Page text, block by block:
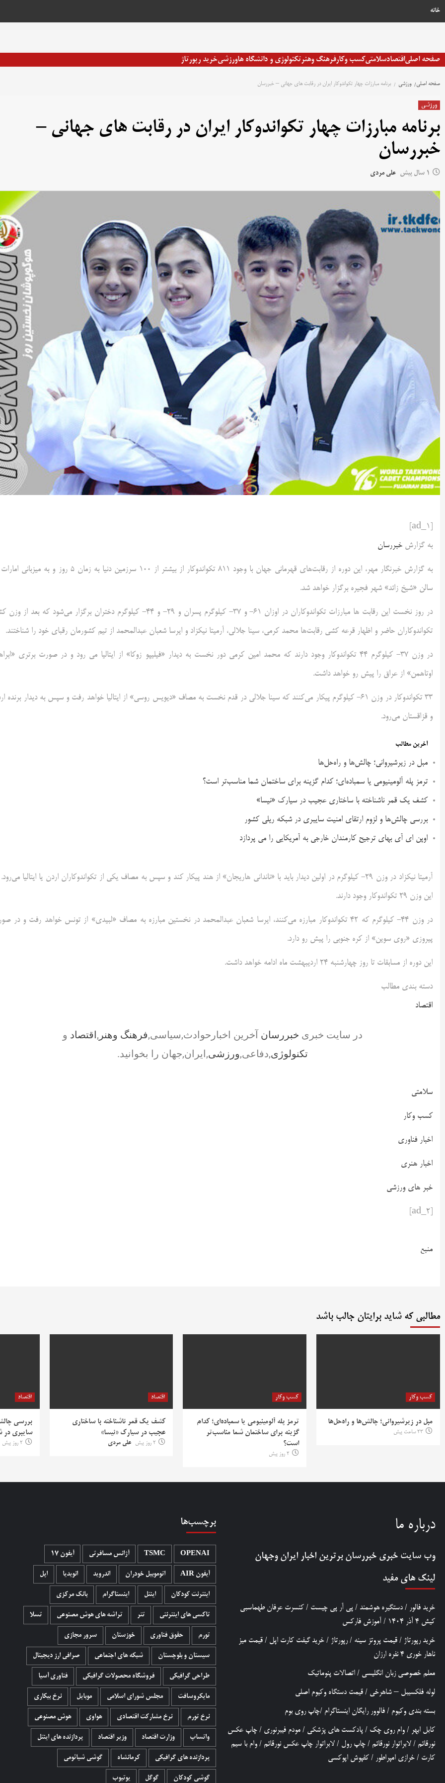
خانه
صفحه اصلیاقتصادسلامتیکسب وکارفرهنگ وهنرتکنولوژی و دانشگاه هاورزشیخرید رپورتاژ
صفحه اصلی ورزشی برنامه مبارزات چهار تکواندوکار ایران در رقابت های جهانی – خبررسان
ورزشی
برنامه مبارزات چهار تکواندوکار ایران در رقابت های جهانی –
خبررسان
1 سال پیش علی مردی
به گزارش خبررسان
به گزارش خبرنگار مهر، این دوره از رقابت‌های قهرمانی جهان با وجود ۸۱۱ تکواندوکار از بیشتر از ۱۰۰ سرزمین دنیا به زمان ۵ روز و به
سالن «شیخ زائد» شهر فجیره برگزار خواهد شد.
در روز نخست این رقابت ها مبارزات تکواندوکاران در اوزان ۶۱- و ۳۷- کیلوگرم پسران و ۲۹- و ۴۴- کیلوگرم دختران برگزار می‌شود که بعد
تکواندوکاران حاضر و اظهار قرعه کشی رقابت‌ها محمد کرمی، سینا جلالی، آرمیتا نیکزاد و ایرسا شعبان عبدالمحمد از تیم کشورمان رقبای خود را شناختند.
در وزن ۳۷- کیلوگرم ۴۴ تکواندوکار وجود دارند که محمد امین کرمی دور نخست به دیدار «فیلیپو زوکا» از ایتالیا می رود و در صورت برتری
اوتاهمن» از عراق را پیش رو خواهد داشت.
۳۳ تکواندوکار در وزن ۶۱- کیلوگرم پیکار می‌کنند که سینا جلالی در قدم نخست به مصاف «دیویس روسی» از ایتالیا خواهد رفت و سپس به دیدار برنده
و قزاقستان می‌رود.
آخرین مطالب
مبل در زیرشیروانی؛ چالش‌ها و راه‌حل‌ها
ترمز پله آلومینیومی یا سمباده‌ای؛ کدام گزینه برای ساختمان شما مناسب‌تر است؟
کشف یک قمر ناشناخته با ساختاری عجیب در سیارک «نیسا»
بررسی چالش‌ها و لزوم ارتقای امنیت سایبری در شبکه ریلی کشور
اوپن ای آی بهای ترجیح کارمندان خارجی به آمریکایی را می پردازد
آرمیتا نیکزاد در وزن ۲۹- کیلوگرم در اولین دیدار باید با «ناندانی هاریجان» از هند پیکار کند و سپس به مصاف یکی از تکواندوکاران اردن یا ایتالیا
این وزن ۲۹ تکواندوکار وجود دارند.
در وزن ۴۴- کیلوگرم که ۴۲ تکواندوکار مبارزه می‌کنند، ایرسا شعبان عبدالمحمد در نخستین مبارزه به مصاف «لبیدی» از تونس خواهد رفت و در
پیروزی «روی سوین» از کره جنوبی را پیش رو دارد.
این دوره از مسابقات تا روز چهارشنبه ۲۴ اردیبهشت ماه ادامه خواهد داشت.
دسته بندی مطالب
اقتصاد
در سایت خبری خبررسان آخرین اخبارحوادث,سیاسی,فرهنگ وهنر ,اقتصاد و
تکنولوژی,دفاعی,ورزشی,ایران,جهان را بخوانید.
سلامتی
کسب وکار
اخبار فناوری
اخبار هنری
خبر های ورزشی
منبع
مطالبی که شاید برایتان جالب باشد
کسب وکار
مبل در زیرشیروانی؛ چالش‌ها و راه‌حل‌ها
23 ساعت پیش
کسب وکار
ترمز پله آلومینیومی یا سمباده‌ای؛ کدام
گزینه برای ساختمان شما مناسب‌تر
است؟
2 روز پیش
اقتصاد
کشف یک قمر ناشناخته با ساختاری
عجیب در سیارک «نیسا»
2 روز پیش علی مردی
اقتصاد
بررسی
سایبری در
2 روز پیش
درباره ما
وب سایت خبری خبررسان برترین اخبار ایران وجهان
لینک های مفید
خرید فالور / دستگیره هوشمند / پی آر پی چیست / کنسرت عرفان طهماسبی
کیش 4 آذر 1404
/ آموزش فارکس
خرید رپورتاژ / قیمت پروتز سینه /رپورتاژ / خرید گیفت کارت اپل / قیمت میز
ناهار خوری 4 نفره ارزان
معلم خصوصی زبان انگلیسی / اتصالات پنوماتیک
لوله فلکسیبل – شاهرخی / قیمت دستگاه وکیوم اصلی
بسته بندی وکیوم / فالوور رایگان اینستاگرام /چاپ روی بوم
کابل ابهر / وام روی چک / پادکست های پزشکی / مودم فیبرنوری / چاپ عکس
نورقائم / لابراتوار نورقائم / چاپ رول / لابراتوار چاپ عکس نورقائم / وام با سیم
کارت / خرازی امپراطور / کفپوش اپوکسی
برچسب‌ها
OPENAI
TSMC آژانس مسافرتی آیفون 17
آیفون AIR اتوموبیل خودران اندروید انویدیا اپل
اینترنت کودکان اینتل اینستاگرام بانک مرکزی
تاکسی های اینترنتی تتر تراشه های هوش مصنوعی تسلا
تورم حقوق فناوری خوزستان سرور مجازی
سیستان و بلوچستان شبکه های اجتماعی صرافی ارز دیجیتال
طراحی گرافیکی فروشگاه محصولات گرافيکی فناوری آسیا
مایکروسافت مجلس شورای اسلامی موبایل نرخ بیکاری
نرخ تورم نرخ مشارکت اقتصادی هواوی هوش مصنوعی
واتساپ وزارت اقتصاد وزیر اقتصاد پردازنده های اینتل
پردازنده های گرافیکی کرمانشاه گوشی شیائومی
گوشی کودکان گوگل یوتیوب